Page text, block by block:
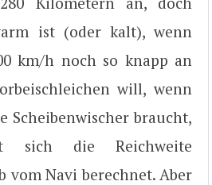
ist (oder kalt), wenn
km/h noch so knapp an
will, wenn
Scheibenwischer braucht,
sich die Reichweite
vom Navi berechnet. Aber